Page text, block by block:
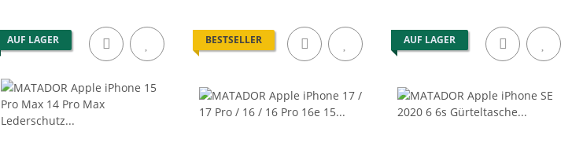
AUF LAGER BESTSELLER AUF LAGER